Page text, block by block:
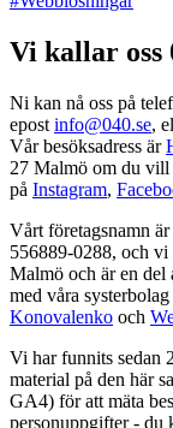
Vi kallar oss
Ni kan nå oss på
epost info@040.se,
Vår besöksadress är
27 Malmö om du
på Instagram,
Vårt företagsnamn
556889-0288, och
Malmö och är en del
med våra systerbolag
Konovalenko och
Vi har funnits sedan
material på den här
GA4) för att mäta
personuppgifter - du